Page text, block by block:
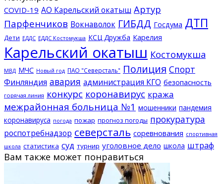
COVID-19 АО Карельский окатыш Артур
Парфенчиков Вокнаволок ГИБДД Госдума ДТП
Дети ЕДДС ЕДДС Костомукша КСЦ Дружба Карелия
Карельский окатыш Костомукша
МВД МЧС Новый год ПАО "Северсталь" Полиция Спорт
Финляндия авария администрация КГО безопасность
горячая линия конкурс коронавирус кража
межрайонная больница №1 мошенники пандемия
коронавируса погода пожар прогноз погоды прокуратура
роспотребнадзор северсталь соревнования спортивная
школа статистика суд турнир уголовное дело школа штраф
Вам также может понравиться